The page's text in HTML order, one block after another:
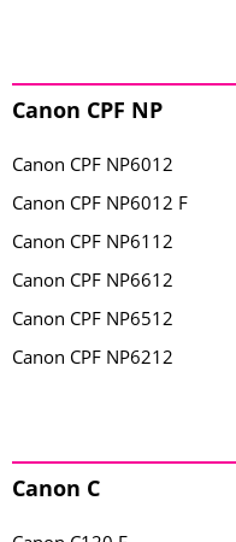
Canon CPF NP
Canon CPF NP6012
Canon CPF NP6012 F
Canon CPF NP6112
Canon CPF NP6612
Canon CPF NP6512
Canon CPF NP6212
Canon C